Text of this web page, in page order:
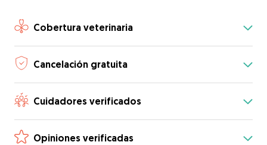
Cobertura veterinaria
Cancelación gratuita
Cuidadores verificados
Opiniones verificadas